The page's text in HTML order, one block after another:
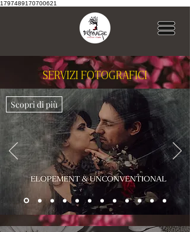
1797489170700621
SERVIZI FOTOGRAFICI
Scopri di più